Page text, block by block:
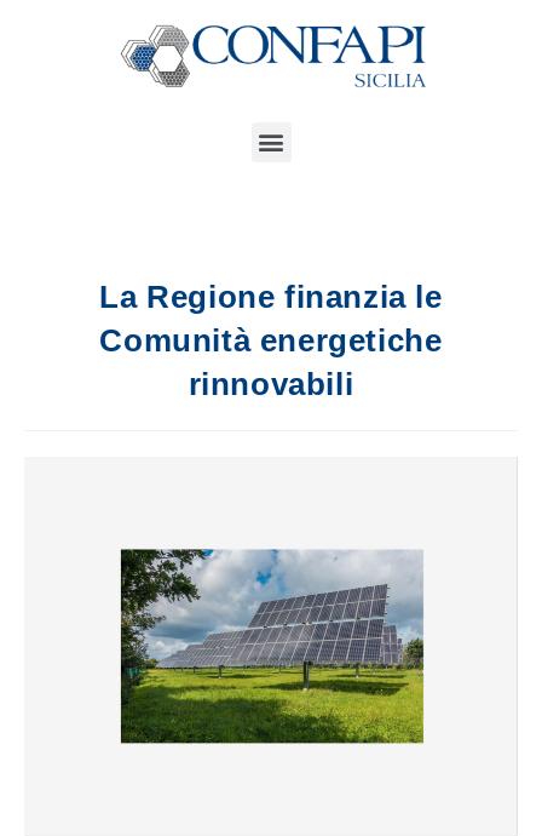
La Regione finanzia le
Comunità energetiche
rinnovabili